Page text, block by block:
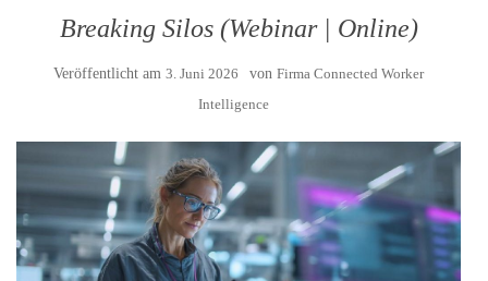
Breaking Silos (Webinar | Online)
Veröffentlicht am 3. Juni 2026 von Firma Connected Worker
Intelligence